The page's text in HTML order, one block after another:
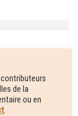
de la
ou en
.